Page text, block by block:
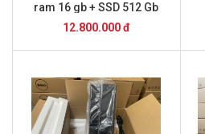
ram 16 gb + SSD 512 Gb
12.800.000 đ